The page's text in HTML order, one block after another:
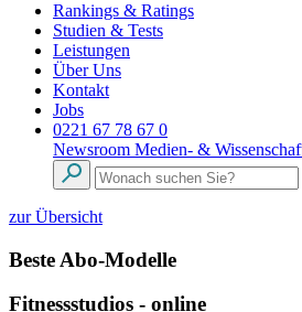
Rankings & Ratings
Studien & Tests
Leistungen
Über Uns
Kontakt
Jobs
0221 67 78 67 0
Newsroom Medien- &
zur Übersicht
Beste Abo-Modelle
Fitnessstudios - online